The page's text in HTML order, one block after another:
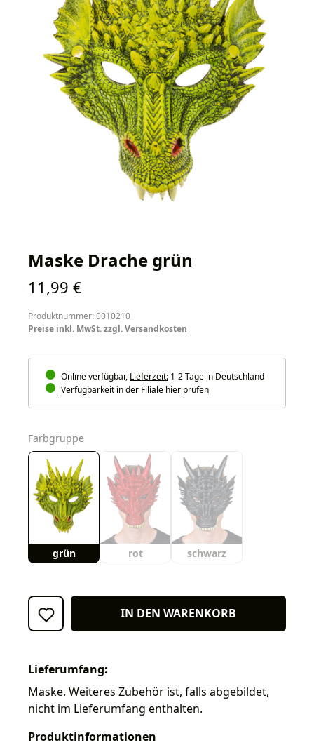
Maske Drache grün
Regulärer Preis:
11,99 €
Produktnummer: 0010210
Preise inkl. MwSt. zzgl. Versandkosten
Online verfügbar, Lieferzeit: 1-2 Tage in Deutschland
Verfügbarkeit in der Filiale hier prüfen
Farbgruppe
grün rot schwarz
IN DEN WARENKORB
Lieferumfang:
Maske. Weiteres Zubehör ist, falls abgebildet,
nicht im Lieferumfang enthalten.
Produktinformationen